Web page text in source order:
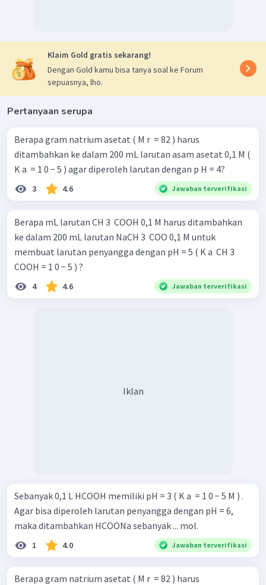
Klaim Gold gratis sekarang!
Dengan Gold kamu bisa tanya soal ke Forum
sepuasnya, lho.
Pertanyaan serupa
Berapa gram natrium asetat ( M r ​ = 82 ) harus
ditambahkan ke dalam 200 mL larutan asam asetat 0,1 M (
K a ​ = 1 0 − 5 ) agar diperoleh larutan dengan p H = 4?
3 4.6 Jawaban terverifikasi
Berapa mL larutan CH 3 ​ COOH 0,1 M harus ditambahkan
ke dalam 200 mL larutan NaCH 3 ​ COO 0,1 M untuk
membuat larutan penyangga dengan pH = 5 ( K a ​ CH 3 ​
COOH = 1 0 − 5 ) ?
4 4.6 Jawaban terverifikasi
Iklan
Sebanyak 0,1 L HCOOH memiliki pH = 3 ( K a ​ = 1 0 − 5 M ) .
Agar bisa diperoleh larutan penyangga dengan pH = 6,
maka ditambahkan HCOONa sebanyak ... mol.
1 4.0 Jawaban terverifikasi
Berapa gram natrium asetat ( M r ​ = 82 ) harus